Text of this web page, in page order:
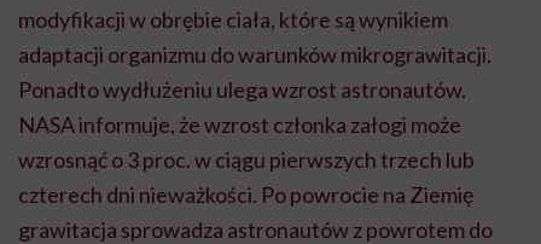
modyfikacji w obrębie ciała, które są wynikiem
adaptacji organizmu do warunków mikrograwitacji.
Ponadto wydłużeniu ulega wzrost astronautów.
NASA informuje, że wzrost członka załogi może
wzrosnąć o 3 proc. w ciągu pierwszych trzech lub
czterech dni nieważkości. Po powrocie na Ziemię
grawitacja sprowadza astronautów z powrotem do